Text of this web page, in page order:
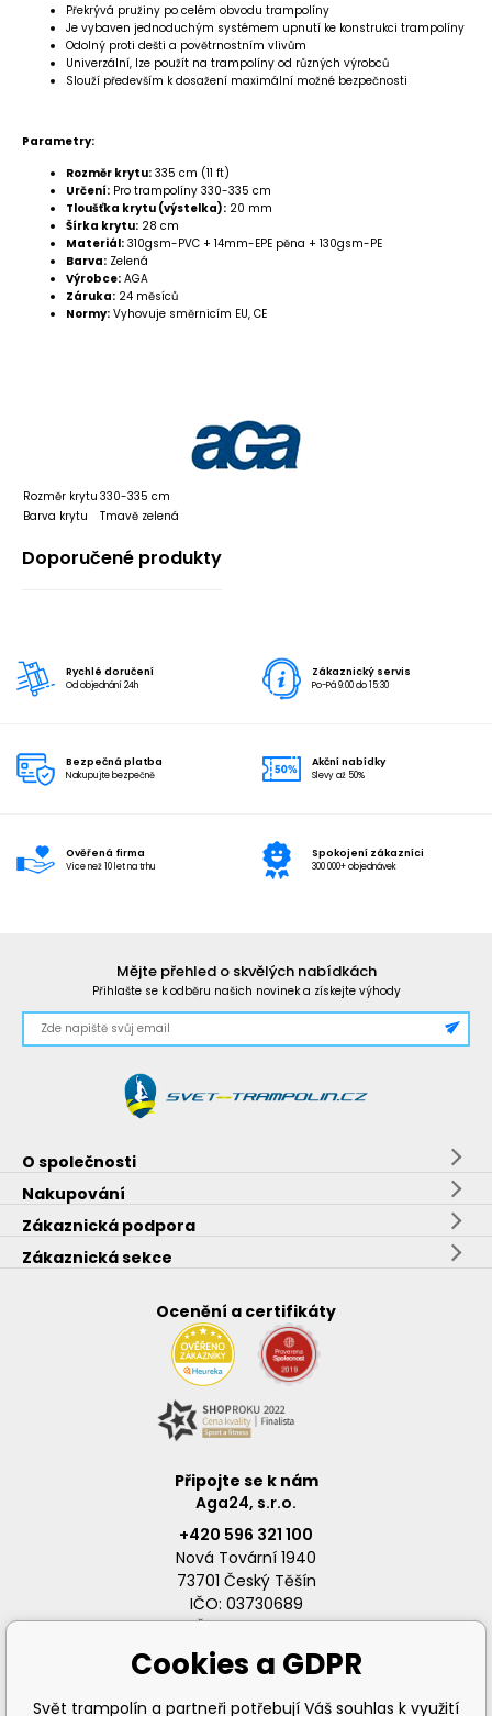
Překrývá pružiny po celém obvodu trampolíny
Je vybaven jednoduchým systémem upnutí ke konstrukci trampolíny
Odolný proti dešti a povětrnostním vlivům
Univerzální, lze použít na trampolíny od různých výrobců
Slouží především k dosažení maximální možné bezpečnosti
Parametry:
Rozměr krytu: 335 cm (11 ft)
Určení: Pro trampolíny 330-335 cm
Tloušťka krytu (výstelka): 20 mm
Šírka krytu: 28 cm
Materiál: 310gsm-PVC + 14mm-EPE pěna + 130gsm-PE
Barva: Zelená
Výrobce: AGA
Záruka: 24 měsíců
Normy: Vyhovuje směrnicím EU, CE
Rozměr krytu 330-335 cm
Barva krytu
Tmavě zelená
Doporučené produkty
Rychlé doručení
Od objednání 24h
Zákaznický servis
Po-Pá 9:00 do 15:30
Bezpečná platba
Nakupujte bezpečně
Akční nabídky
Slevy až 50%
Ověřená firma
Více než 10 let na trhu
Spokojení zákazníci
300 000+ objednávek
Mějte přehled o skvělých nabídkách
Přihlašte se k odběru našich novinek a získejte výhody
O společnosti
Nakupování
Zákaznická podpora
Zákaznická sekce
Ocenění a certifikáty
Připojte se k nám
Aga24, s.r.o.
+420 596 321 100
Nová Tovární 1940
73701 Český Těšín
IČO: 03730689
DIČ: CZ03730689
Cookies a GDPR
Svět trampolín a partneři potřebují Váš souhlas k využití